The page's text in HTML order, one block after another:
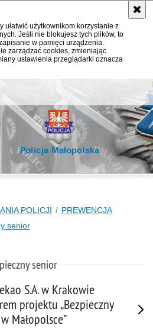
ułatwić użytkownikom korzystanie z
Jeśli nie blokujesz tych plików, to
w pamięci urządzenia.
zarządzać cookies, zmieniając
ustawienia przeglądarki oznacza
Policja Małopolska
POLICJI
PREWENCJA
senior
senior
S.A. w Krakowie
projektu „Bezpieczny
Małopolsce”